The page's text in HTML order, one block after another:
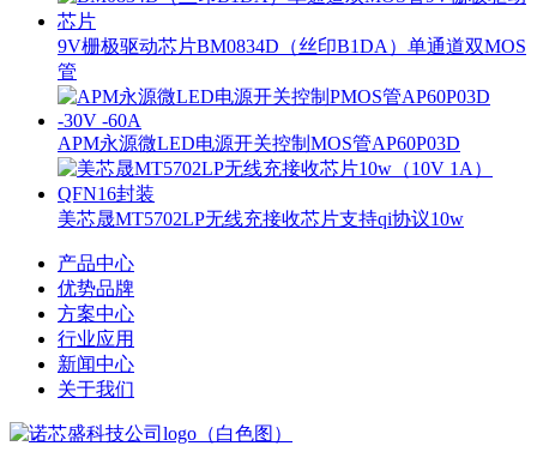
9V栅极驱动芯片BM0834D（丝印B1DA）单通道双MOS
管
APM永源微LED电源开关控制MOS管AP60P03D
美芯晟MT5702LP无线充接收芯片支持qi协议10w
产品中心
优势品牌
方案中心
行业应用
新闻中心
关于我们